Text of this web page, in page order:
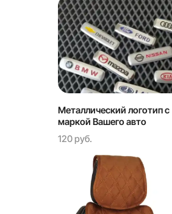
Металлический логотип с
маркой Вашего авто
120 руб.